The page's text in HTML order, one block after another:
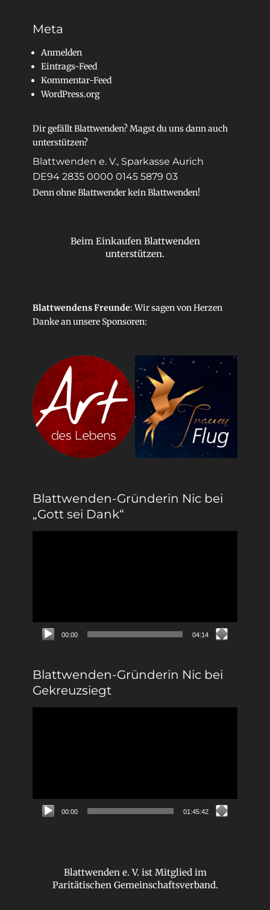
Meta
Anmelden
Eintrags-Feed
Kommentar-Feed
WordPress.org
Dir gefällt Blattwenden? Magst du uns dann auch
unterstützen?
Blattwenden e. V., Sparkasse Aurich
DE94 2835 0000 0145 5879 03
Denn ohne Blattwender kein Blattwenden!
Beim Einkaufen Blattwenden
unterstützen.
Blattwendens Freunde: Wir sagen von Herzen
Danke an unsere Sponsoren:
Blattwenden-Gründerin Nic bei
„Gott sei Dank“
00:00 04:14
Blattwenden-Gründerin Nic bei
Gekreuzsiegt
00:00 01:45:42
Blattwenden e. V. ist Mitglied im
Paritätischen Gemeinschaftsverband.